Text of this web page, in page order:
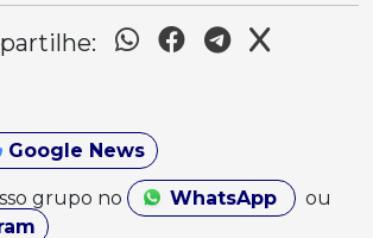
Google News
grupo no WhatsApp
ou